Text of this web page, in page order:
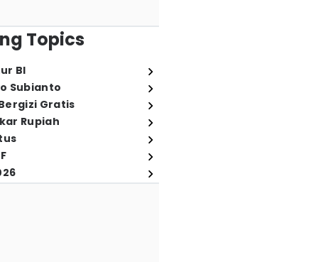
Topics
BI
Subianto
Gratis
Rupiah